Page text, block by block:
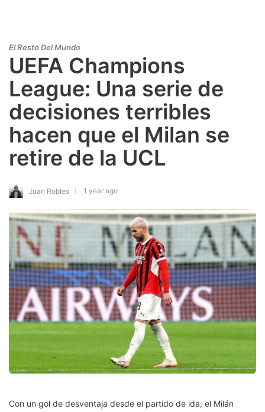
El Resto Del Mundo
UEFA Champions
League: Una serie de
decisiones terribles
hacen que el Milan se
retire de la UCL
Juan Robles 1 year ago
Con un gol de desventaja desde el partido de ida, el Milán